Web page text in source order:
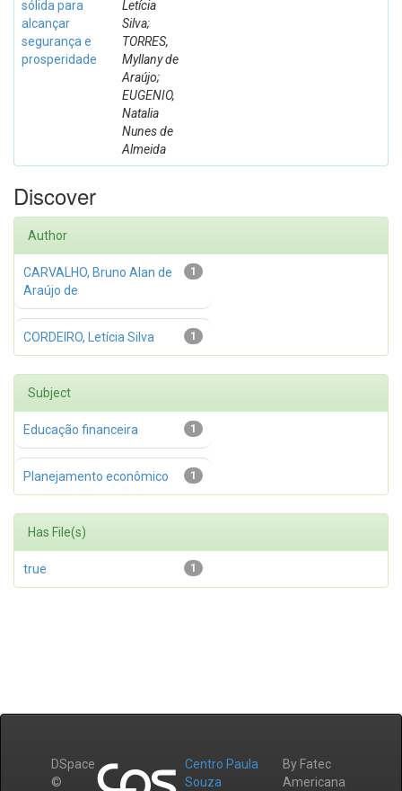
sólida para
alcançar
segurança e
prosperidade
Letícia
Silva;
TORRES,
Myllany de
Araújo;
EUGENIO,
Natalia
Nunes de
Almeida
Discover
Author
1
CARVALHO, Bruno Alan de
Araújo de
1
CORDEIRO, Letícia Silva
Subject
1
Educação financeira
1
Planejamento econômico
Has File(s)
1
true
DSpace
©
Centro Paula
Souza
By Fatec
Americana